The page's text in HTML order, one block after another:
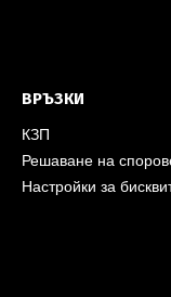
ВРЪЗКИ
КЗП
Решаване на
Настройки за